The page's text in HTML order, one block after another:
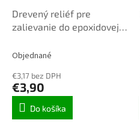
Drevený reliéf pre
zalievanie do epoxidovej
Objednané
€3,17 bez DPH
€3,90
Do košíka